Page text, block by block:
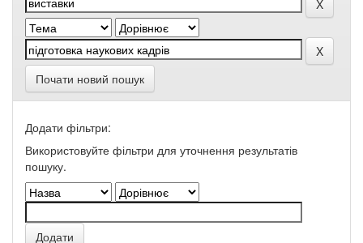
Почати новий пошук
Додати фільтри:
Використовуйте фільтри для уточнення результатів
пошуку.